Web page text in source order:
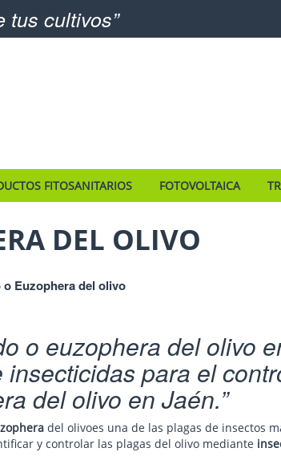
tus cultivos
FITOSANITARIOS FOTOVOLTAICA
DEL OLIVO
Euzophera del olivo
o euzophera del olivo
insecticidas para el
del olivo en Jaén.
del olivoes una de las plagas de insectos
y controlar las plagas del olivo mediante